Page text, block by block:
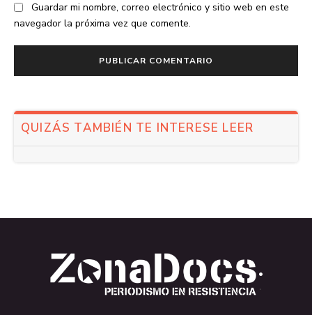
Guardar mi nombre, correo electrónico y sitio web en este
navegador la próxima vez que comente.
QUIZÁS TAMBIÉN TE INTERESE LEER
.
.